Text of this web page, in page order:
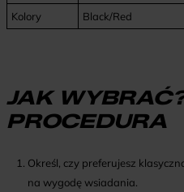
Kolory
Black/Red
JAK
PROCEDURA
Określ, czy preferujesz
na wygodę wsiadania.